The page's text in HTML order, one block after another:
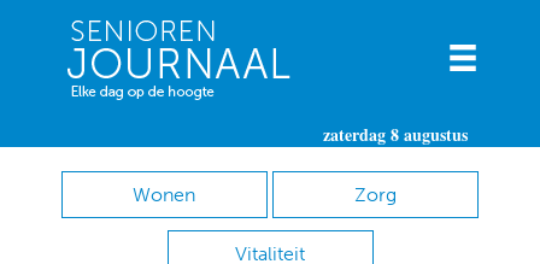
zaterdag 8 augustus
Wonen Zorg
Vitaliteit